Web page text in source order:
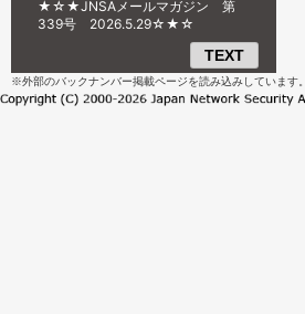
※外部のバックナンバー掲載ページを読み込みしています。